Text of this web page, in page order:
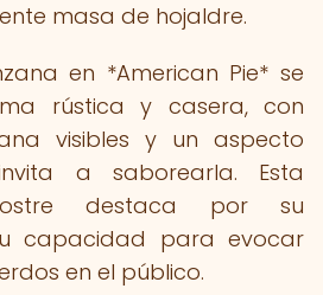
masa de hojaldre.
en *American Pie* se
rústica y casera, con
visibles y un aspecto
a saborearla. Esta
destaca por su
capacidad para evocar
en el público.